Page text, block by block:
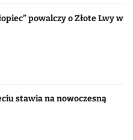
powalczy o Złote Lwy w
stawia na nowoczesną